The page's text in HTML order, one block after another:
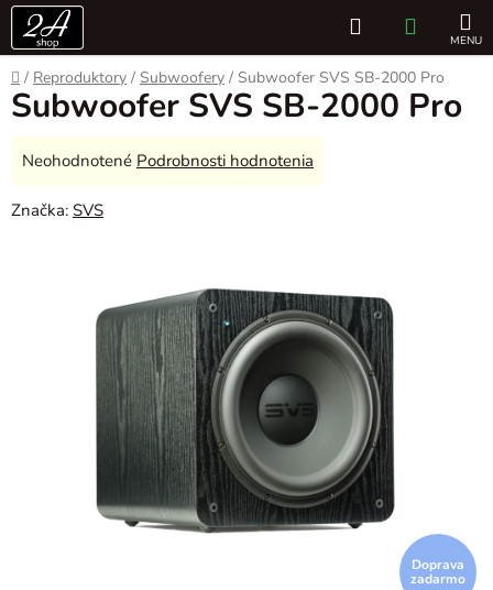
Prejsť
obsah
Hľadať
KOŠÍK
Domov
/ Reproduktory / Subwoofery / Subwoofer SVS SB-2000 Pro
Subwoofer SVS SB-2000 Pro
Priemerné
produktu
Neohodnotené Podrobnosti hodnotenia
Značka: SVS
Doprava
zadarmo